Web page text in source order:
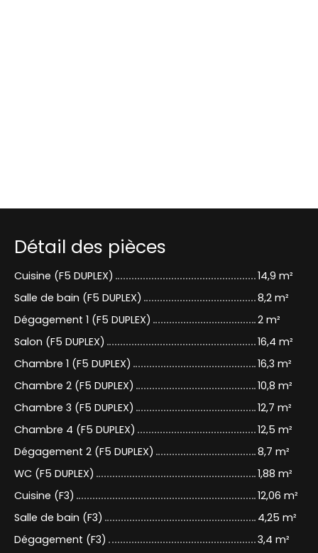
Détail des pièces
Cuisine (F5 DUPLEX)
14,9 m²
Salle de bain (F5 DUPLEX)
8,2 m²
Dégagement 1 (F5 DUPLEX)
2 m²
Salon (F5 DUPLEX)
16,4 m²
Chambre 1 (F5 DUPLEX)
16,3 m²
Chambre 2 (F5 DUPLEX)
10,8 m²
Chambre 3 (F5 DUPLEX)
12,7 m²
Chambre 4 (F5 DUPLEX)
12,5 m²
Dégagement 2 (F5 DUPLEX)
8,7 m²
WC (F5 DUPLEX)
1,88 m²
Cuisine (F3)
12,06 m²
Salle de bain (F3)
4,25 m²
Dégagement (F3)
3,4 m²